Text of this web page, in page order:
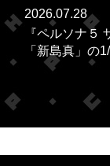
2026.07.28
『ペルソナ５
「新島真」の